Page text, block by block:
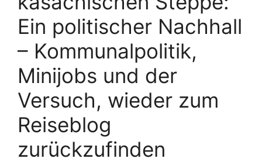
Ein politischer Nachhall
– Kommunalpolitik,
Minijobs und der
Versuch, wieder zum
Reiseblog
zurückzufinden